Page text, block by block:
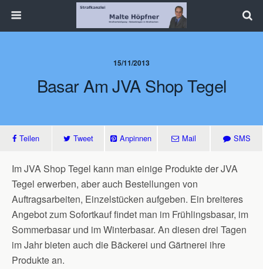
15/11/2013
Basar Am JVA Shop Tegel
Teilen Tweet Anpinnen Mail SMS
Im JVA Shop Tegel kann man einige Produkte der JVA
Tegel erwerben, aber auch Bestellungen von
Auftragsarbeiten, Einzelstücken aufgeben. Ein breiteres
Angebot zum Sofortkauf findet man im Frühlingsbasar, im
Sommerbasar und im Winterbasar. An diesen drei Tagen
im Jahr bieten auch die Bäckerei und Gärtnerei ihre
Produkte an.